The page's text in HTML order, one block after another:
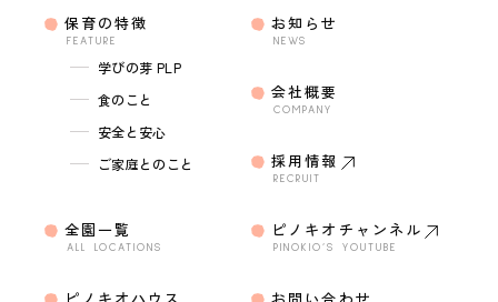
保育の特徴
FEATURE
学びの芽 PLP
食のこと
安全と安心
ご家庭とのこと
全園一覧
ALL LOCATIONS
お知らせ
NEWS
会社概要
COMPANY
採用情報
RECRUIT
ピノキオチャンネル
PINOKIO’S YOUTUBE